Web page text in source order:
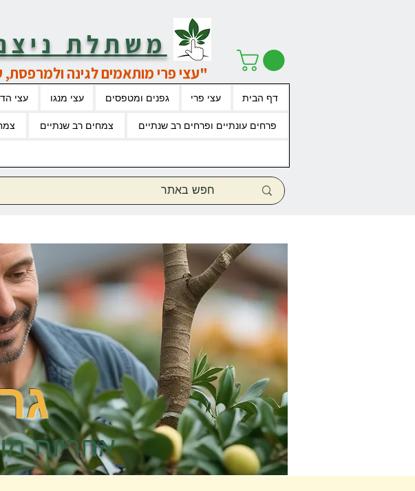
משתלת
"עצי פרי מותאמים לגינה
דף הבית עצי פרי גפנים ומטפסים עצי מנגו עצי
פרחים עונתיים ופרחים רב שנתיים צמחים רב שנתיים
אחריות